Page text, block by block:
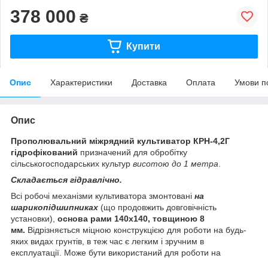
378 000 ₴
Купити
Опис Характеристики Доставка Оплата Умови
Опис
Прополювальний міжрядний культиватор КРН-4,2Г
гідрофікований призначений для обробітку
сільськогосподарських культур висотою до 1 метра
Складається гідравлічно.
Всі робочі механізми культиватора змонтовані на
шарикопідшипниках (що продовжить довговічність
установки), основа рами 140x140, товщиною 8
мм. Відрізняється міцною конструкцією для роботи на будь-
яких видах грунтів, в теж час є легким і зручним в
експлуатації. Може бути використаний для роботи на